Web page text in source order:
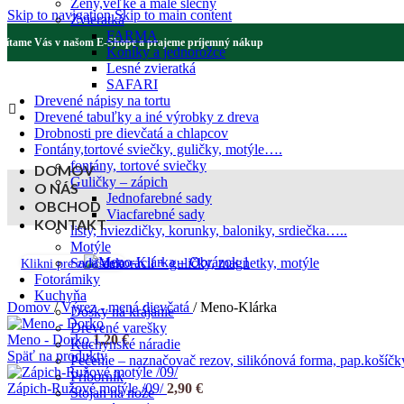
Skip to navigationSkip to main content
Vás v našom E-Shope a prajeme príjemný nákup
Zvieratká
FARMA
Koníky a jednorožce
Lesné zvieratká
SAFARI
Drevené nápisy na tortu
Drevené tabuľky a iné výrobky z dreva
Drobnosti pre dievčatá a chlapcov
Fontány,tortové sviečky, guličky, motýle….
fontány, tortové sviečky
Guličky – zápich
Jednofarebné sady
Viacfarebné sady
listy, hviezdičky, korunky, baloniky, srdiečka…..
Motýle
Sada dekorácii + guličky, magnetky, motýle
Fotorámiky
Kuchyňa
Dosky na krájanie
Drevené varešky
Kuchynské náradie
Pečenie – naznačovač rezov, silikónová forma,
Príborník
Stojan na nože
DOMOV
O NÁS
OBCHOD
KONTAKT
Klikni pre zväčšenie
Domov/ Výrez - mená dievčatá / Meno-Klárka
Meno - Dorko1,20€
Späť na produkty
Zápich-Ružové motýle /09/2,90 €